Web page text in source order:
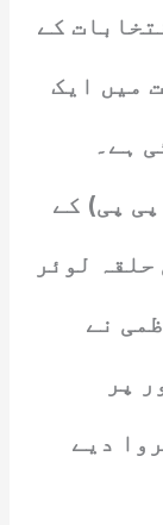
کے
میں ایک
ہے۔
پی) کے
لوئر
نے
پر
دیے